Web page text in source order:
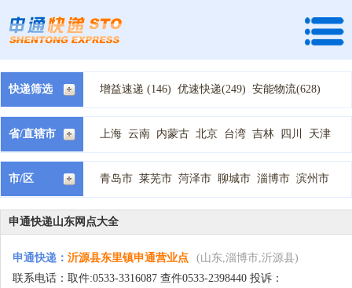
快递筛选 增益速递 (146) 优速快递(249) 安能物流(628)
快捷快递(202) 全峰快递(201) 龙邦速运 (98)
天地华宇 (174) 速尔快递(162)
宅急送快递(524)
德邦物流(374) 顺丰快递(34) 天天快递(198)
百世汇通快递(246) 申通快递(129) 圆通快递(164)
优速物流 (42)
新邦物流(35) 瑞丰速递 (3)
百世快运(82)
远成物流 (1)
青岛安捷快递 (3) 飞豹快递 (1)
省/直辖市 上海 云南 内蒙古 北京 台湾 吉林 四川
天津
宁夏 安徽 山东 山西 广东 广西 新疆 江苏 江西
河北
河南 浙江 海南 湖北 湖南 甘肃 福建 西藏
市/区 青岛市 莱芜市 菏泽市 聊城市 淄博市 滨州市
潍坊市 烟台市 济宁市 日照市 枣庄市 泰安市
济南市
申通快递山东网点大全
申通快递 ： 沂源县东里镇申通营业点
(山东,淄博市,沂源县)
联系电话：取件:0533-3316087 查件0533-2398440 投诉：